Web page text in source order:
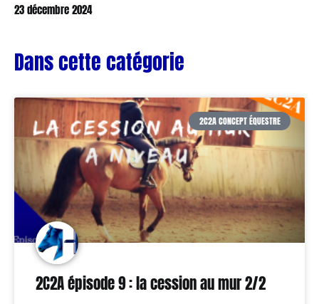
23 décembre 2024
Dans cette catégorie
2C2A CONCEPT ÉQUESTRE
2C2A épisode 9 : la cession au mur 2/2